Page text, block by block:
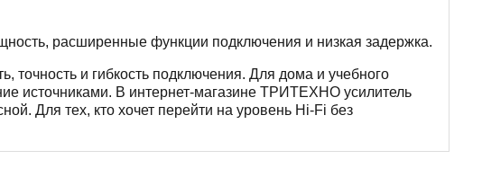
расширенные функции подключения и низкая задержка.
точность и гибкость подключения. Для дома и учебного
источниками. В интернет-магазине ТРИТЕХНО усилитель
Для тех, кто хочет перейти на уровень Hi-Fi без